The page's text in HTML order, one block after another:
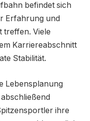
befindet sich
Erfahrung und
treffen. Viele
Karriereabschnitt
Stabilität.
Lebensplanung
ihre